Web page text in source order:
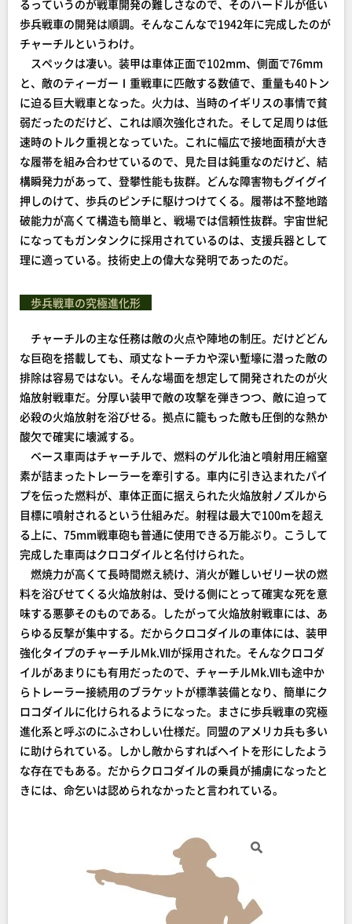
るっていうのが戦車開発の難しさなので、そのハードルが低い
歩兵戦車の開発は順調。そんなこんなで1942年に完成したのが
チャーチルというわけ。
スペックは凄い。装甲は車体正面で102mm、側面で76mm
と、敵のティーガーⅠ重戦車に匹敵する数値で、重量も40トン
に迫る巨大戦車となった。火力は、当時のイギリスの事情で貧
弱だったのだけど、これは順次強化された。そして足周りは低
速時のトルク重視となっていた。これに幅広で接地面積が大き
な履帯を組み合わせているので、見た目は鈍重なのだけど、結
構瞬発力があって、登攀性能も抜群。どんな障害物もグイグイ
押しのけて、歩兵のピンチに駆けつけてくる。履帯は不整地踏
破能力が高くて構造も簡単と、戦場では信頼性抜群。宇宙世紀
になってもガンタンクに採用されているのは、支援兵器として
理に適っている。技術史上の偉大な発明であったのだ。
歩兵戦車の究極進化形
チャーチルの主な任務は敵の火点や陣地の制圧。だけどどん
な巨砲を搭載しても、頑丈なトーチカや深い塹壕に潜った敵の
排除は容易ではない。そんな場面を想定して開発されたのが火
焔放射戦車だ。分厚い装甲で敵の攻撃を弾きつつ、敵に迫って
必殺の火焔放射を浴びせる。拠点に籠もった敵も圧倒的な熱か
酸欠で確実に壊滅する。
ベース車両はチャーチルで、燃料のゲル化油と噴射用圧縮窒
素が詰まったトレーラーを牽引する。車内に引き込まれたパイ
プを伝った燃料が、車体正面に据えられた火焔放射ノズルから
目標に噴射されるという仕組みだ。射程は最大で100mを超え
る上に、75mm戦車砲も普通に使用できる万能ぶり。こうして
完成した車両はクロコダイルと名付けられた。
燃焼力が高くて長時間燃え続け、消火が難しいゼリー状の燃
料を浴びせてくる火焔放射は、受ける側にとって確実な死を意
味する悪夢そのものである。したがって火焔放射戦車には、あ
らゆる反撃が集中する。だからクロコダイルの車体には、装甲
強化タイプのチャーチルMk.Ⅶが採用された。そんなクロコダ
イルがあまりにも有用だったので、チャーチルMk.Ⅶも途中か
らトレーラー接続用のブラケットが標準装備となり、簡単にク
ロコダイルに化けられるようになった。まさに歩兵戦車の究極
進化系と呼ぶのにふさわしい仕様だ。同盟のアメリカ兵も多い
に助けられている。しかし敵からすればヘイトを形にしたよう
な存在でもある。だからクロコダイルの乗員が捕虜になったと
きには、命乞いは認められなかったと言われている。